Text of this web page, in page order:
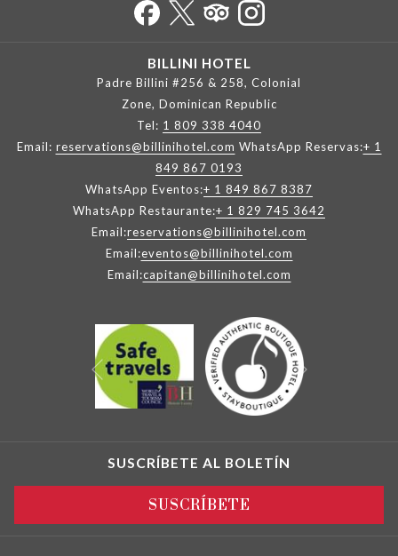
BILLINI HOTEL
Padre Billini #256 & 258, Colonial
Zone, Dominican Republic
Tel: 1 809 338 4040
Email: reservations@billinihotel.com WhatsApp Reservas:+ 1
849 867 0193
WhatsApp Eventos:+ 1 849 867 8387
WhatsApp Restaurante:+ 1 829 745 3642
Email:reservations@billinihotel.com
Email:eventos@billinihotel.com
Email:capitan@billinihotel.com
Anterior
SUSCRÍBETE AL BOLETÍN
SUSCRÍBETE